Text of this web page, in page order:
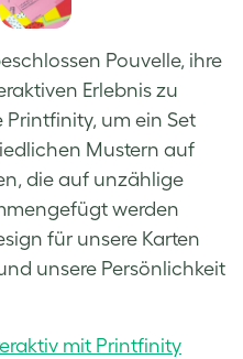
Pouvelle, ihre
Erlebnis zu
um ein Set
Mustern auf
die auf unzählige
werden
für unsere Karten
unsere Persönlichkeit
mit Printfinity